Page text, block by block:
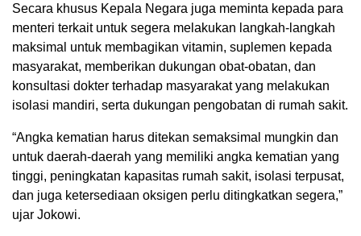
Secara khusus Kepala Negara juga meminta kepada para
menteri terkait untuk segera melakukan langkah-langkah
maksimal untuk membagikan vitamin, suplemen kepada
masyarakat, memberikan dukungan obat-obatan, dan
konsultasi dokter terhadap masyarakat yang melakukan
isolasi mandiri, serta dukungan pengobatan di rumah sakit.
“Angka kematian harus ditekan semaksimal mungkin dan
untuk daerah-daerah yang memiliki angka kematian yang
tinggi, peningkatan kapasitas rumah sakit, isolasi terpusat,
dan juga ketersediaan oksigen perlu ditingkatkan segera,”
ujar Jokowi.